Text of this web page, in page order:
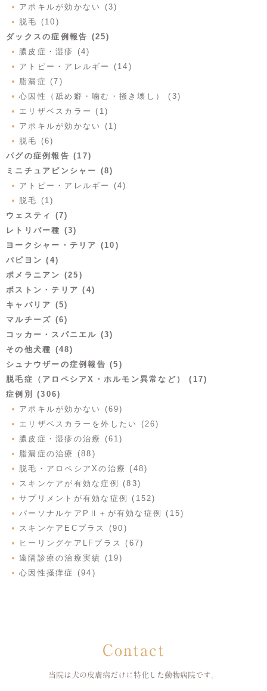
アポキルが効かない (3)
脱毛 (10)
ダックスの症例報告 (25)
膿皮症・湿疹 (4)
アトピー・アレルギー (14)
脂漏症 (7)
心因性（舐め癖・噛む・掻き壊し） (3)
エリザベスカラー (1)
アポキルが効かない (1)
脱毛 (6)
パグの症例報告 (17)
ミニチュアピンシャー (8)
アトピー・アレルギー (4)
脱毛 (1)
ウェスティ (7)
レトリバー種 (3)
ヨークシャー・テリア (10)
パピヨン (4)
ポメラニアン (25)
ボストン・テリア (4)
キャバリア (5)
マルチーズ (6)
コッカー・スパニエル (3)
その他犬種 (48)
シュナウザーの症例報告 (5)
脱毛症（アロペシアX・ホルモン異常など） (17)
症例別 (306)
アポキルが効かない (69)
エリザベスカラーを外したい (26)
膿皮症・湿疹の治療 (61)
脂漏症の治療 (88)
脱毛・アロペシアXの治療 (48)
スキンケアが有効な症例 (83)
サプリメントが有効な症例 (152)
パーソナルケアPⅡ＋が有効な症例 (15)
スキンケアECプラス (90)
ヒーリングケアLFプラス (67)
遠隔診療の治療実績 (19)
心因性掻痒症 (94)
Contact
当院は犬の皮膚病だけに特化した 動物病院です。